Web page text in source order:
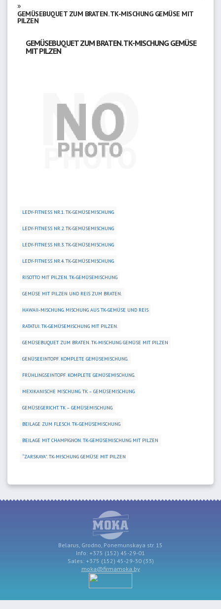
»
GEMÜSEBUQUET ZUM BRATEN. TK-MISCHUNG GEMÜSE MIT
PILZEN
GEMÜSEBUQUET ZUM BRATEN. TK-MISCHUNG GEMÜSE
MIT PILZEN
LEDY-FITNESS NR.1. TK-GEMÜSEMISCHUNG
LEDY-FITNESS NR.2. TK-GEMÜSEMISCHUNG
LEDY-FITNESS NR.3. TK-GEMÜSEMISCHUNG
LEDY-FITNESS NR.4. TK-GEMÜSEMISCHUNG
RISOTTO MIT PILZEN. TK-GEMÜSEMISCHUNG
GEMÜSE MIT PILZEN UND REIS ZUM BRATEN.
HAWAII-MISCHUNG. MISCHUNG AUS TK-GEMÜSE UND REIS
RATATUI. TK-GEMÜSEMISCHUNG MIT PILZEN.
GEMÜSEBUQUET ZUM BRATEN. TK-MISCHUNG GEMÜSE MIT PILZEN
GENÜSEEINTOPF. KOMPLETE GEMÜSEMISCHUNG.
FRÜHLINGSEINTOPF. KOMPLETE GEMÜSEMISCHUNG.
MEXIKANISCHE MISCHUNG. TK – GEMÜSEMISCHUNG
GEMÜSEGERICHT. TK – GEMÜSEMISCHUNG
BEILAGE ZUM FLESCH. TK-GEMÜSEMISCHUNG
BEILAGE MIT CHAMPIGNON. TK-GEMÜSEMISCHUNG MIT PILZEN
“ZARSKAYA”. TK-MISCHUNG GEMÜSE MIT PILZEN
Belarus, Grodno, Ponemunskaya str. 15
Info: +375 (152) 45-29-01
Sales: +375 (152) 45-29-30 (33)
moka@firmamoka.by